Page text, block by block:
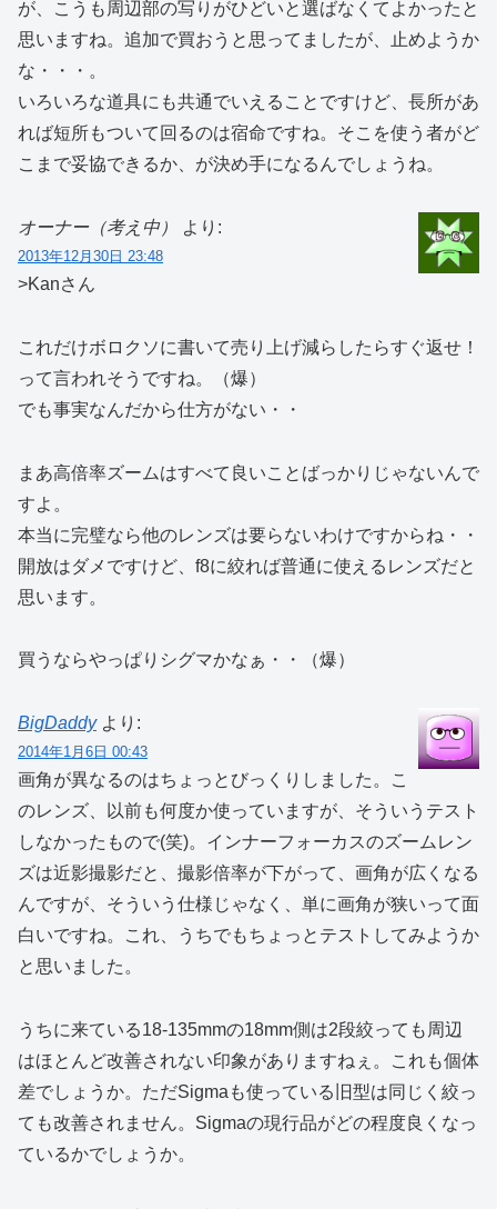
が、こうも周辺部の写りがひどいと選ばなくてよかったと
思いますね。追加で買おうと思ってましたが、止めようか
な・・・。
いろいろな道具にも共通でいえることですけど、長所があ
れば短所もついて回るのは宿命ですね。そこを使う者がど
こまで妥協できるか、が決め手になるんでしょうね。
オーナー（考え中） より:
2013年12月30日 23:48
>Kanさん
これだけボロクソに書いて売り上げ減らしたらすぐ返せ！
って言われそうですね。（爆）
でも事実なんだから仕方がない・・
まあ高倍率ズームはすべて良いことばっかりじゃないんで
すよ。
本当に完璧なら他のレンズは要らないわけですからね・・
開放はダメですけど、f8に絞れば普通に使えるレンズだと
思います。
買うならやっぱりシグマかなぁ・・（爆）
BigDaddy より:
2014年1月6日 00:43
画角が異なるのはちょっとびっくりしました。こ
のレンズ、以前も何度か使っていますが、そういうテスト
しなかったもので(笑)。インナーフォーカスのズームレン
ズは近影撮影だと、撮影倍率が下がって、画角が広くなる
んですが、そういう仕様じゃなく、単に画角が狭いって面
白いですね。これ、うちでもちょっとテストしてみようか
と思いました。
うちに来ている18-135mmの18mm側は2段絞っても周辺
はほとんど改善されない印象がありますねぇ。これも個体
差でしょうか。ただSigmaも使っている旧型は同じく絞っ
ても改善されません。Sigmaの現行品がどの程度良くなっ
ているかでしょうか。